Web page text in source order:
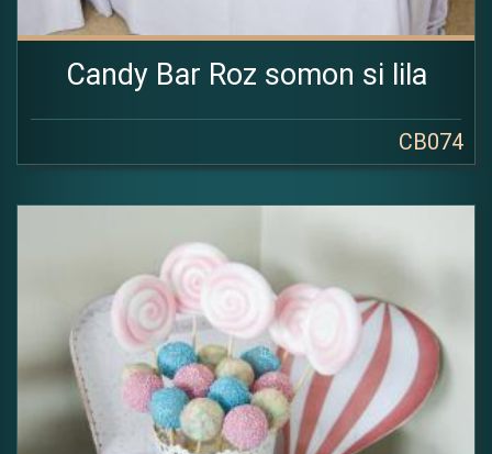
Candy Bar Roz somon si lila
CB074